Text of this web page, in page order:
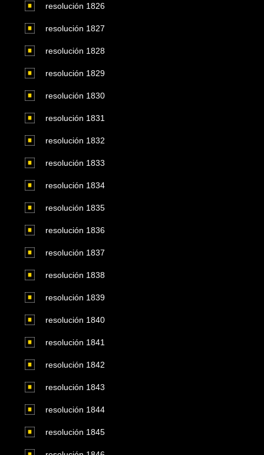
resolución 1826
resolución 1827
resolución 1828
resolución 1829
resolución 1830
resolución 1831
resolución 1832
resolución 1833
resolución 1834
resolución 1835
resolución 1836
resolución 1837
resolución 1838
resolución 1839
resolución 1840
resolución 1841
resolución 1842
resolución 1843
resolución 1844
resolución 1845